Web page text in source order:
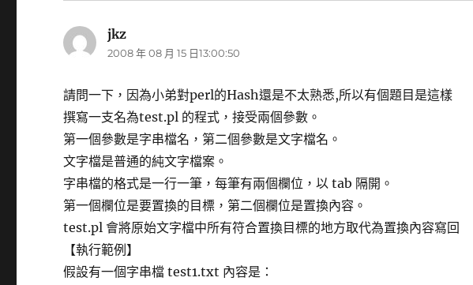
jkz
示:
2008 年 08 月 15 日13:00:50
請問一下，因為小弟對perl的Hash還是不太熟悉,所以有個題目是這樣
撰寫一支名為test.pl 的程式，接受兩個參數。
第一個參數是字串檔名，第二個參數是文字檔名。
文字檔是普通的純文字檔案。
字串檔的格式是一行一筆，每筆有兩個欄位，以 tab 隔開。
第一個欄位是要置換的目標，第二個欄位是置換內容。
test.pl 會將原始文字檔中所有符合置換目標的地方取代為置換內容寫回
【執行範例】
假設有一個字串檔 test1.txt 內容是：